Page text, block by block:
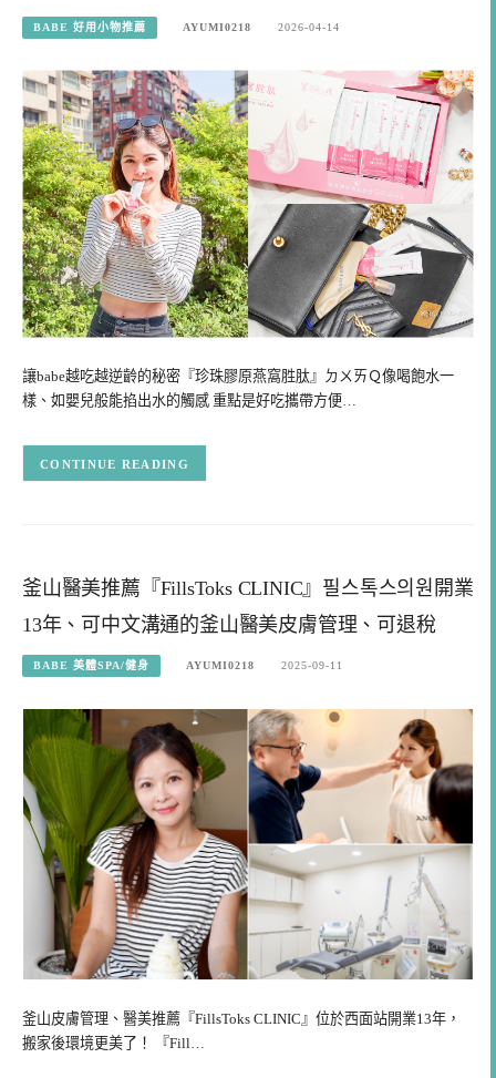
BABE 好用小物推薦 AYUMI0218 2026-04-14
讓babe越吃越逆齡的秘密『珍珠膠原燕窩胜肽』ㄉㄨㄞＱ像喝飽水一
樣、如嬰兒般能掐出水的觸感 重點是好吃攜帶方便…
CONTINUE READING
釜山醫美推薦『FillsToks CLINIC』필스톡스의원開業
13年、可中文溝通的釜山醫美皮膚管理、可退稅
BABE 美體SPA/健身 AYUMI0218 2025-09-11
釜山皮膚管理、醫美推薦『FillsToks CLINIC』位於西面站開業13年，
搬家後環境更美了！ 『Fill…